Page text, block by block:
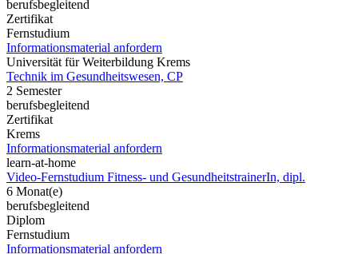
berufsbegleitend
Zertifikat
Fernstudium
Informationsmaterial anfordern
Universität für Weiterbildung Krems
Technik im Gesundheitswesen, CP
2 Semester
berufsbegleitend
Zertifikat
Krems
Informationsmaterial anfordern
learn-at-home
Video-Fernstudium Fitness- und GesundheitstrainerIn, dipl.
6 Monat(e)
berufsbegleitend
Diplom
Fernstudium
Informationsmaterial anfordern